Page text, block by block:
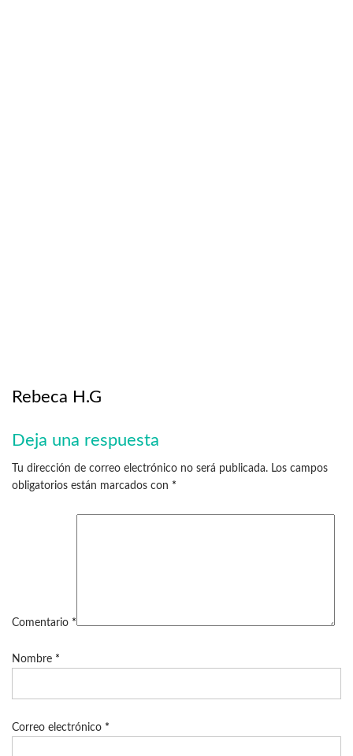
Rebeca H.G
Deja una respuesta
Tu dirección de correo electrónico no será publicada. Los campos
obligatorios están marcados con *
Comentario *
Nombre *
Correo electrónico *